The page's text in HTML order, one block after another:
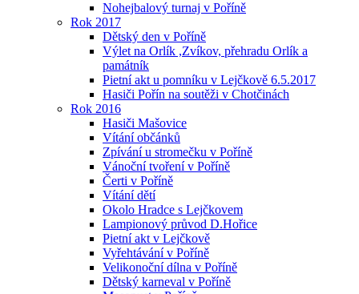
Nohejbalový turnaj v Poříně
Rok 2017
Dětský den v Poříně
Výlet na Orlík ,Zvíkov, přehradu Orlík a
památník
Pietní akt u pomníku v Lejčkově 6.5.2017
Hasiči Pořín na soutěži v Chotčinách
Rok 2016
Hasiči Mašovice
Vítání občánků
Zpívání u stromečku v Poříně
Vánoční tvoření v Poříně
Čerti v Poříně
Vítání dětí
Okolo Hradce s Lejčkovem
Lampionový průvod D.Hořice
Pietní akt v Lejčkově
Vyřehtávání v Poříně
Velikonoční dílna v Poříně
Dětský karneval v Poříně